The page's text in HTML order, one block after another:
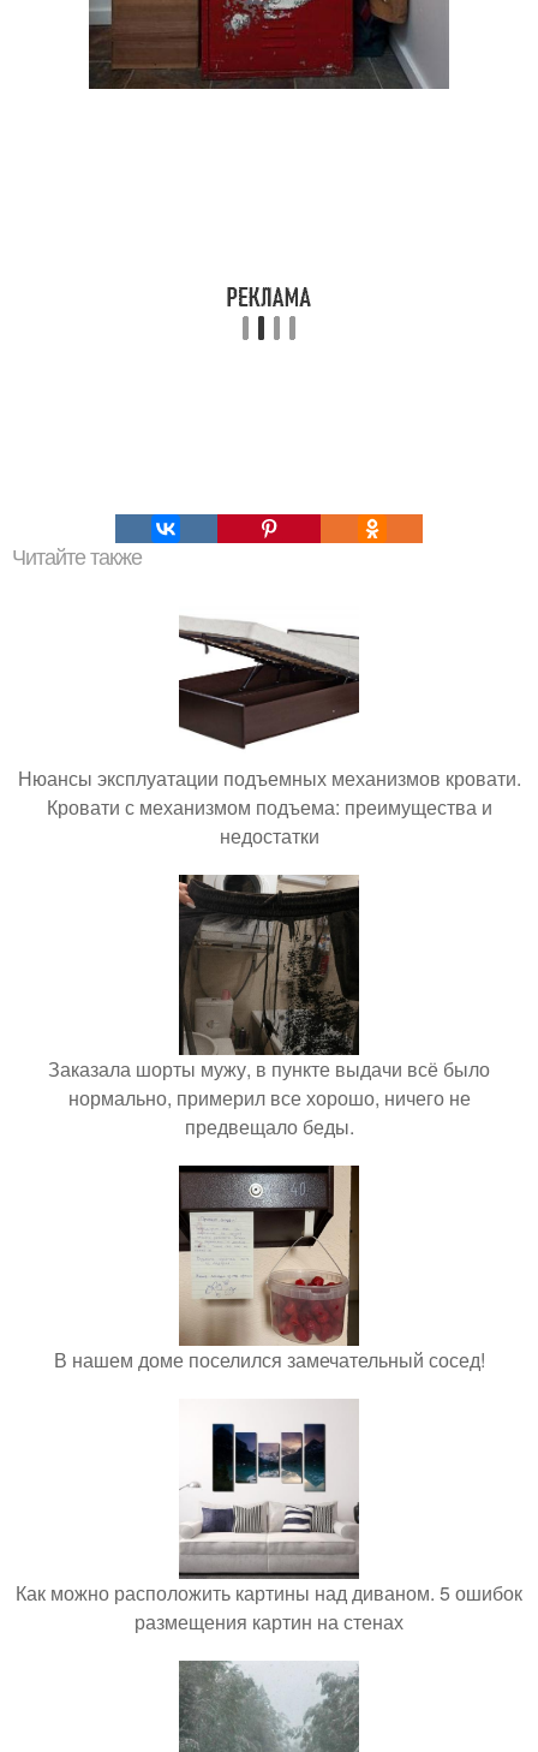
Читайте также
Нюансы эксплуатации подъемных механизмов кровати.
Кровати с механизмом подъема: преимущества и
недостатки
Заказала шорты мужу, в пункте выдачи всё было
нормально, примерил все хорошо, ничего не
предвещало беды.
В нашем доме поселился замечательный сосед!
Как можно расположить картины над диваном. 5 ошибок
размещения картин на стенах